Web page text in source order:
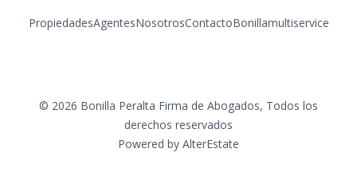
PropiedadesAgentesNosotrosContactoBonillamultiservice
© 2026 Bonilla Peralta Firma de Abogados, Todos los
derechos reservados
Powered by AlterEstate